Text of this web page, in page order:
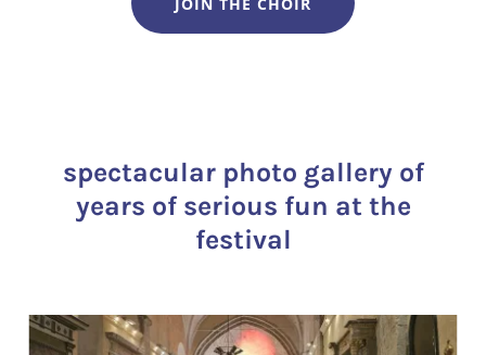
spectacular photo gallery of
years of serious fun at the
festival